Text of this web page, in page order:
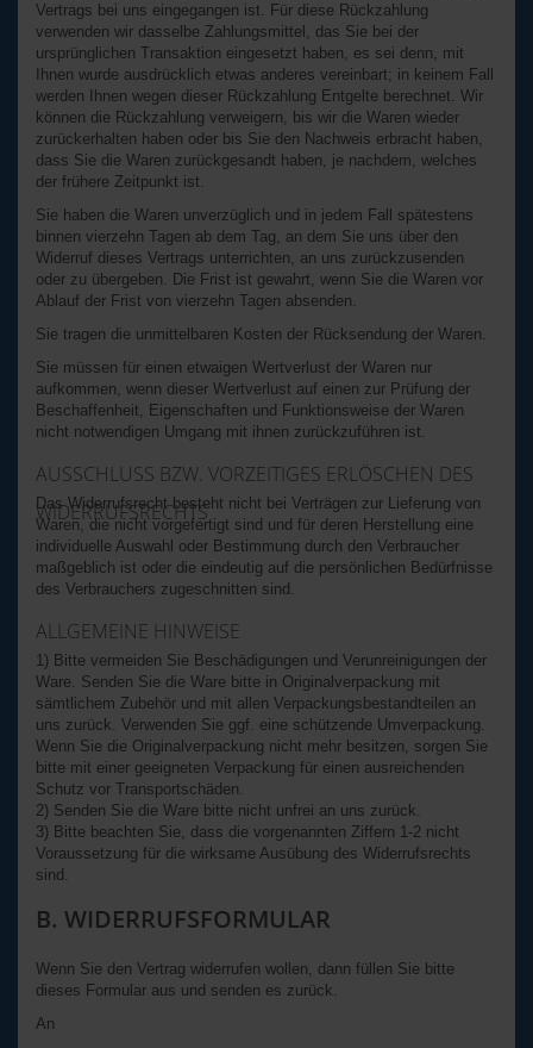
Vertrags bei uns eingegangen ist. Für diese Rückzahlung
verwenden wir dasselbe Zahlungsmittel, das Sie bei der
ursprünglichen Transaktion eingesetzt haben, es sei denn, mit
Ihnen wurde ausdrücklich etwas anderes vereinbart; in keinem Fall
werden Ihnen wegen dieser Rückzahlung Entgelte berechnet. Wir
können die Rückzahlung verweigern, bis wir die Waren wieder
zurückerhalten haben oder bis Sie den Nachweis erbracht haben,
dass Sie die Waren zurückgesandt haben, je nachdem, welches
der frühere Zeitpunkt ist.
Sie haben die Waren unverzüglich und in jedem Fall spätestens
binnen vierzehn Tagen ab dem Tag, an dem Sie uns über den
Widerruf dieses Vertrags unterrichten, an uns zurückzusenden
oder zu übergeben. Die Frist ist gewahrt, wenn Sie die Waren vor
Ablauf der Frist von vierzehn Tagen absenden.
Sie tragen die unmittelbaren Kosten der Rücksendung der Waren.
Sie müssen für einen etwaigen Wertverlust der Waren nur
aufkommen, wenn dieser Wertverlust auf einen zur Prüfung der
Beschaffenheit, Eigenschaften und Funktionsweise der Waren
nicht notwendigen Umgang mit ihnen zurückzuführen ist.
AUSSCHLUSS BZW. VORZEITIGES ERLÖSCHEN DES
WIDERRUFSRECHTS
Das Widerrufsrecht besteht nicht bei Verträgen zur Lieferung von
Waren, die nicht vorgefertigt sind und für deren Herstellung eine
individuelle Auswahl oder Bestimmung durch den Verbraucher
maßgeblich ist oder die eindeutig auf die persönlichen Bedürfnisse
des Verbrauchers zugeschnitten sind.
ALLGEMEINE HINWEISE
1) Bitte vermeiden Sie Beschädigungen und Verunreinigungen der
Ware. Senden Sie die Ware bitte in Originalverpackung mit
sämtlichem Zubehör und mit allen Verpackungsbestandteilen an
uns zurück. Verwenden Sie ggf. eine schützende Umverpackung.
Wenn Sie die Originalverpackung nicht mehr besitzen, sorgen Sie
bitte mit einer geeigneten Verpackung für einen ausreichenden
Schutz vor Transportschäden.
2) Senden Sie die Ware bitte nicht unfrei an uns zurück.
3) Bitte beachten Sie, dass die vorgenannten Ziffern 1-2 nicht
Voraussetzung für die wirksame Ausübung des Widerrufsrechts
sind.
B. WIDERRUFSFORMULAR
Wenn Sie den Vertrag widerrufen wollen, dann füllen Sie bitte
dieses Formular aus und senden es zurück.
An